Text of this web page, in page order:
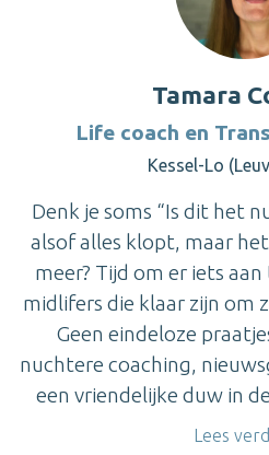
Tamara
Life coach en
Kessel-Lo
Denk je soms “Is dit het
alsof alles klopt, maar
meer? Tijd om er iets
midlifers die klaar zijn om
Geen eindeloze
nuchtere coaching,
een vriendelijke duw in
Lees